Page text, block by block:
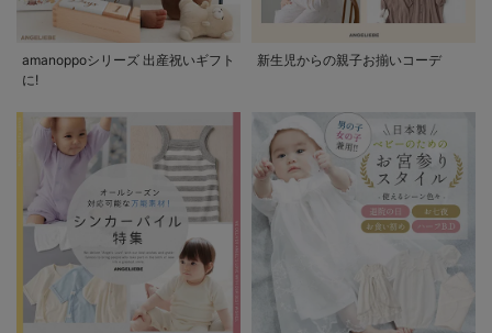
amanoppoシリーズ 出産祝いギフト
に!
新生児からの親子お揃いコーデ